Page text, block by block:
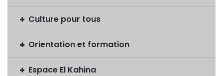
Culture pour tous
Orientation et formation
Espace El Kahina